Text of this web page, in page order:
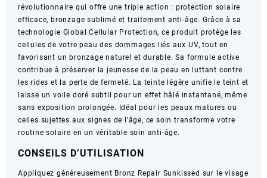
Soin
protecteur
teinté
anti-
rides
et
fermeté
–
50ml
révolutionnaire qui offre une triple action : protection solaire
efficace, bronzage sublimé et traitement anti-âge. Grâce à sa
technologie Global Cellular Protection, ce produit protège les
cellules de votre peau des dommages liés aux UV, tout en
favorisant un bronzage naturel et durable. Sa formule active
contribue à préserver la jeunesse de la peau en luttant contre
les rides et la perte de fermeté. La teinte légère unifie le teint et
laisse un voile doré subtil pour un effet hâlé instantané, même
sans exposition prolongée. Idéal pour les peaux matures ou
celles sujettes aux signes de l’âge, ce soin transforme votre
routine solaire en un véritable soin anti-âge.
CONSEILS D’UTILISATION
Appliquez généreusement Bronz Repair Sunkissed sur le visage